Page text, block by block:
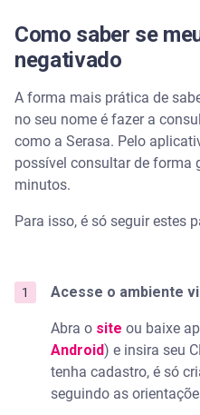
Como saber se
negativado
A forma mais prática de
no seu nome é fazer a
como a Serasa. Pelo
possível consultar de forma
minutos.
Para isso, é só seguir estes
Acesse o ambiente
Abra o site ou baixe
Android) e insira seu
tenha cadastro, é só
seguindo as